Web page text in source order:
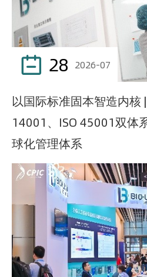
 28 2026-07
以国际标准固本智造内核
14001、ISO 45001双体
球化管理体系